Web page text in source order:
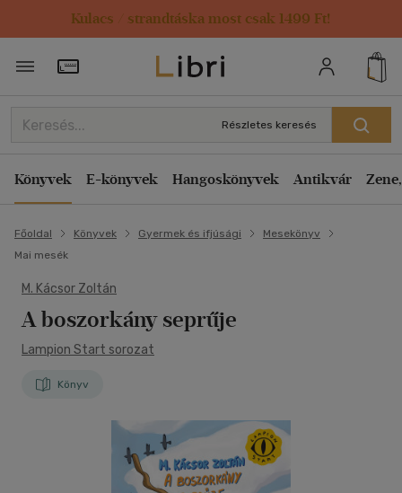
Kulacs / strandtáska most csak 1499 Ft!
Törzsvásárlói Kártya adatai
Részletes keresés
Könyvek E-könyvek Hangoskönyvek Antikvár
Főoldal Könyvek Gyermek és ifjúsági
Mesekönyv
Mai mesék
M. Kácsor Zoltán
A boszorkány seprűje
Lampion Start sorozat
Könyv